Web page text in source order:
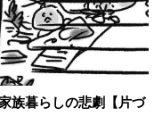
族暮らしの悲劇【片づ